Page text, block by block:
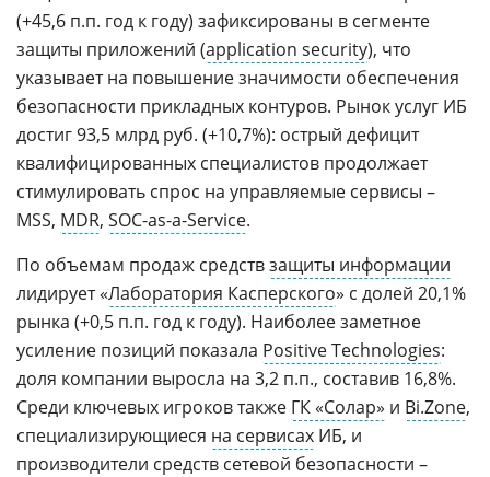
(+45,6 п.п. год к году) зафиксированы в сегменте
защиты приложений (application security), что
указывает на повышение значимости обеспечения
безопасности прикладных контуров. Рынок услуг ИБ
достиг 93,5 млрд руб. (+10,7%): острый дефицит
квалифицированных специалистов продолжает
стимулировать спрос на управляемые сервисы –
MSS, MDR, SOC-as-a-Service.
По объемам продаж средствзащиты информации
лидирует «Лаборатория Касперского» с долей 20,1%
рынка (+0,5 п.п. год к году). Наиболее заметное
усиление позиций показала Positive Technologies:
доля компании выросла на 3,2 п.п., составив 16,8%.
Среди ключевых игроков также ГК «Солар» и Bi.Zone,
специализирующиеся на сервисах ИБ, и
производители средств сетевой безопасности –